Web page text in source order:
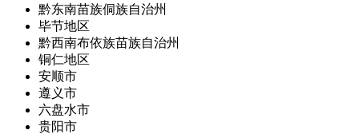
黔东南苗族侗族自治州
毕节地区
黔西南布依族苗族自治州
铜仁地区
安顺市
遵义市
六盘水市
贵阳市